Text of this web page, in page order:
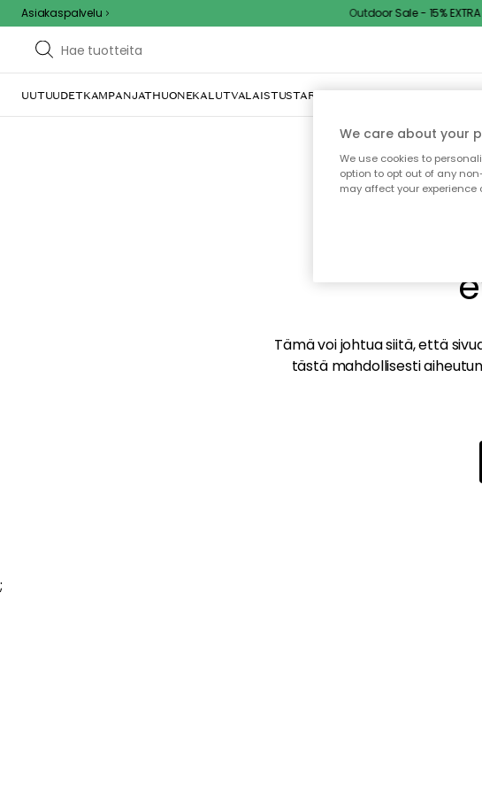
Asiakaspalvelu Outdoor Sale - 15%
UUTUUDETKAMPANJATHUONEKALUTVALAISTUSTARJOILU JA KATTAUSSISUSTUS
Tämä voi johtua siitä, että
tästä mahdollisesti
;
We care about your
We use cookies to
option to opt out of any
may affect your experience